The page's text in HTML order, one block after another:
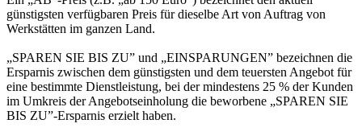
günstigsten verfügbaren Preis für dieselbe Art von Auftrag von
Werkstätten im ganzen Land.
„SPAREN SIE BIS ZU” und „EINSPARUNGEN” bezeichnen die
Ersparnis zwischen dem günstigsten und dem teuersten Angebot für
eine bestimmte Dienstleistung, bei der mindestens 25 % der Kunden
im Umkreis der Angebotseinholung die beworbene „SPAREN SIE
BIS ZU”-Ersparnis erzielt haben.